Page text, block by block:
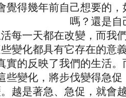
覺得幾年前自己想要的
嗎？還是自
每一天都在改變，而我
變化都具有它存在的意
實的反映了我們的生活
些變化，將步伐變得急
越是著急、急促，就會